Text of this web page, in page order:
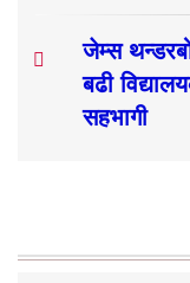
जेम्स
बढी
सहभागी